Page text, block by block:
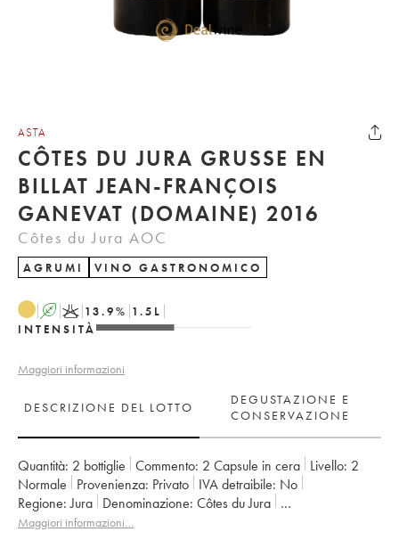
ASTA
CÔTES DU JURA GRUSSE EN
BILLAT JEAN-FRANÇOIS
GANEVAT (DOMAINE) 2016
Côtes du Jura AOC
AGRUMI VINO GASTRONOMICO
A K 13.9% 1.5 L
INTENSITÀ
Maggiori informazioni
DESCRIZIONE DEL LOTTO
DEGUSTAZIONE E
CONSERVAZIONE
Quantità: 2 bottiglie Commento: 2 Capsule in cera Livello: 2
Normale
Provenienza: privato IVA detraibile:
no
Regione: Jura Denominazione:
Côtes du Jura
Proprietario: Jean-François Ganevat (Domaine)
Maggiori informazioni…